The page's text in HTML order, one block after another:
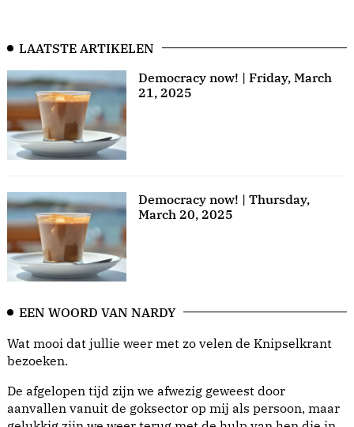
LAATSTE ARTIKELEN
Democracy now! | Friday, March
21, 2025
Democracy now! | Thursday,
March 20, 2025
EEN WOORD VAN NARDY
Wat mooi dat jullie weer met zo velen de Knipselkrant
bezoeken.
De afgelopen tijd zijn we afwezig geweest door
aanvallen vanuit de goksector op mij als persoon, maar